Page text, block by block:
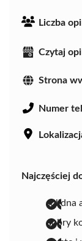
Liczba
Czytaj
Strona
Numer
Najczęściej
solidna
dobry